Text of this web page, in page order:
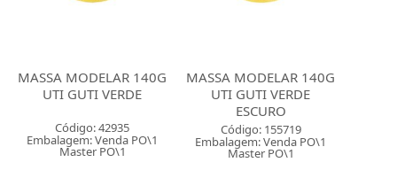
MASSA MODELAR 140G
UTI GUTI VERDE
Código: 42935
Embalagem: Venda PO\1
Master PO\1
MASSA MODELAR 140G
UTI GUTI VERDE
ESCURO
Código: 155719
Embalagem: Venda PO\1
Master PO\1